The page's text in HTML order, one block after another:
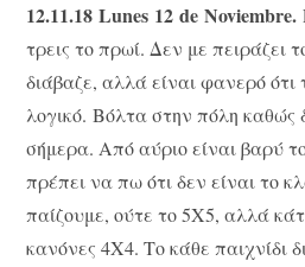
12.11.18Lunes 12de Noviembre.
τρεις το πρωί. Δεν με πειράζει
διάβαζε, αλλά είναι φανερό ότι
λογικό. Βόλτα στην πόλη καθώς
σήμερα. Από αύριο είναι βαρύ
πρέπει να πω ότι δεν είναι το
παίζουμε, ούτε το 5X5, αλλά
κανόνες 4Χ4. Το κάθε παιχνίδι